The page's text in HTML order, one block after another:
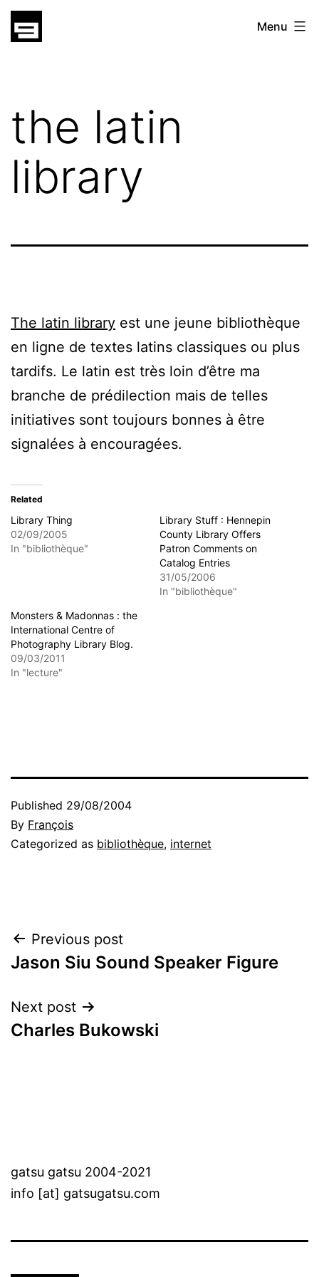
Skip
gatsu
Menu
the latin
library
The latin library est une jeune bibliothèque
en ligne de textes latins classiques ou plus
tardifs. Le latin est très loin d’être ma
branche de prédilection mais de telles
initiatives sont toujours bonnes à être
signalées à encouragées.
Related
Library Thing
02/09/2005
In "bibliothèque"
Library Stuff : Hennepin
County Library Offers
Patron Comments on
Catalog Entries
31/05/2006
In "bibliothèque"
Monsters & Madonnas : the
International Centre of
Photography Library Blog.
09/03/2011
In "lecture"
Published 29/08/2004
By François
Categorized as bibliothèque, internet
Post
navigation
Previous post
Jason Siu Sound Speaker Figure
Next post
Charles Bukowski
gatsu gatsu 2004-2021
info [at] gatsugatsu.com